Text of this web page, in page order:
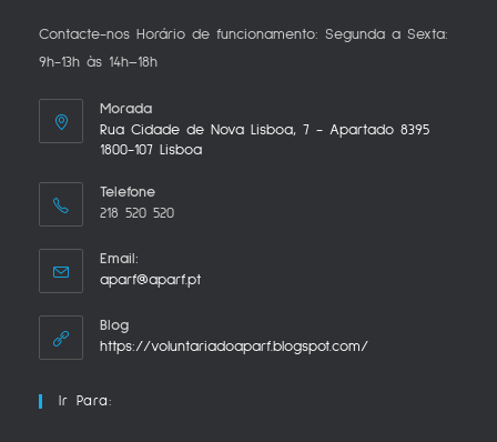
Contacte-nos Horário de funcionamento: Segunda a Sexta:
9h-13h às 14h–18h
Morada
Rua Cidade de Nova Lisboa, 7 - Apartado 8395
1800-107 Lisboa
Telefone
218 520 520
Email:
aparf@aparf.pt
Blog
https://voluntariadoaparf.blogspot.com/
Ir Para: